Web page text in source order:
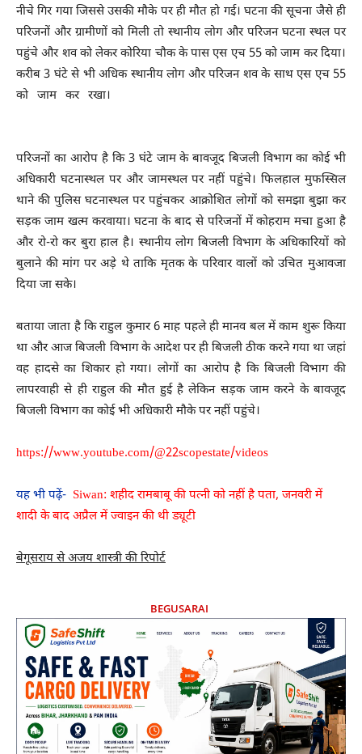
नीचे गिर गया जिससे उसकी मौके पर ही मौत हो गई। घटना की सूचना जैसे ही
परिजनों और ग्रामीणों को मिली तो स्थानीय लोग और परिजन घटना स्थल पर
पहुंचे और शव को लेकर कोरिया चौक के पास एस एच 55 को जाम कर दिया।
करीब 3 घंटे से भी अधिक स्थानीय लोग और परिजन शव के साथ एस एच 55
को जाम कर रखा।
परिजनों का आरोप है कि 3 घंटे जाम के बावजूद बिजली विभाग का कोई भी
अधिकारी घटनास्थल पर और जामस्थल पर नहीं पहुंचे। फिलहाल मुफस्सिल
थाने की पुलिस घटनास्थल पर पहुंचकर आक्रोशित लोगों को समझा बुझा कर
सड़क जाम खत्म करवाया। घटना के बाद से परिजनों में कोहराम मचा हुआ है
और रो-रो कर बुरा हाल है। स्थानीय लोग बिजली विभाग के अधिकारियों को
बुलाने की मांग पर अड़े थे ताकि मृतक के परिवार वालों को उचित मुआवजा
दिया जा सके।
बताया जाता है कि राहुल कुमार 6 माह पहले ही मानव बल में काम शुरू किया
था और आज बिजली विभाग के आदेश पर ही बिजली ठीक करने गया था जहां
वह हादसे का शिकार हो गया। लोगों का आरोप है कि बिजली विभाग की
लापरवाही से ही राहुल की मौत हुई है लेकिन सड़क जाम करने के बावजूद
बिजली विभाग का कोई भी अधिकारी मौके पर नहीं पहुंचे।
https://www.youtube.com/@22scopestate/videos
यह भी पढ़ें- Siwan: शहीद रामबाबू की पत्नी को नहीं है पता, जनवरी में
शादी के बाद अप्रैल में ज्वाइन की थी ड्यूटी
बेगूसराय से अजय शास्त्री की रिपोर्ट
BEGUSARAI